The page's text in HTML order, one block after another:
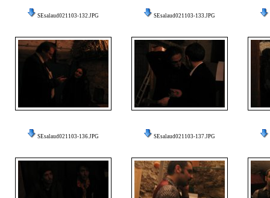
SEsalaud021103-132.JPG SEsalaud021103-133.JPG
SEsalaud021103-136.JPG SEsalaud021103-137.JPG